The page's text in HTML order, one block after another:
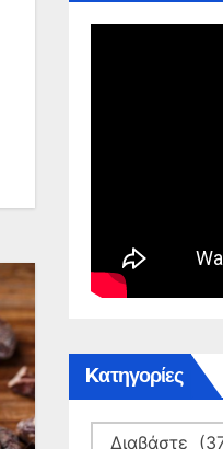
Kατηγορίες
Kατηγορίες